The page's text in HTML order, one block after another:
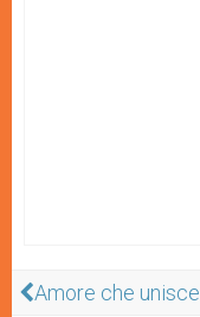
Amore che unisce